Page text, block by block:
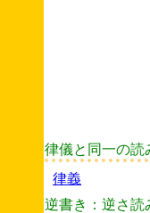
律儀と同一の読
律義
逆書き：逆さ読